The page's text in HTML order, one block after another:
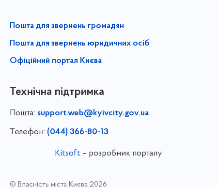
Пошта для звернень громадян
Пошта для звернень юридичних осіб
Офіційний портал Києва
Технічна підтримка
Пошта: support.web@kyivcity.gov.ua
Телефон: (044) 366-80-13
Kitsoft – розробник порталу
© Власність міста Києва 2026